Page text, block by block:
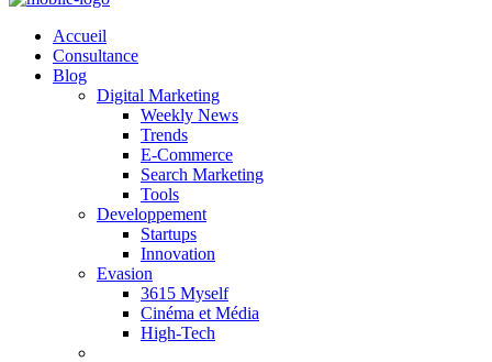
Accueil
Consultance
Blog
Digital Marketing
Weekly News
Trends
E-Commerce
Search Marketing
Tools
Developpement
Startups
Innovation
Evasion
3615 Myself
Cinéma et Média
High-Tech